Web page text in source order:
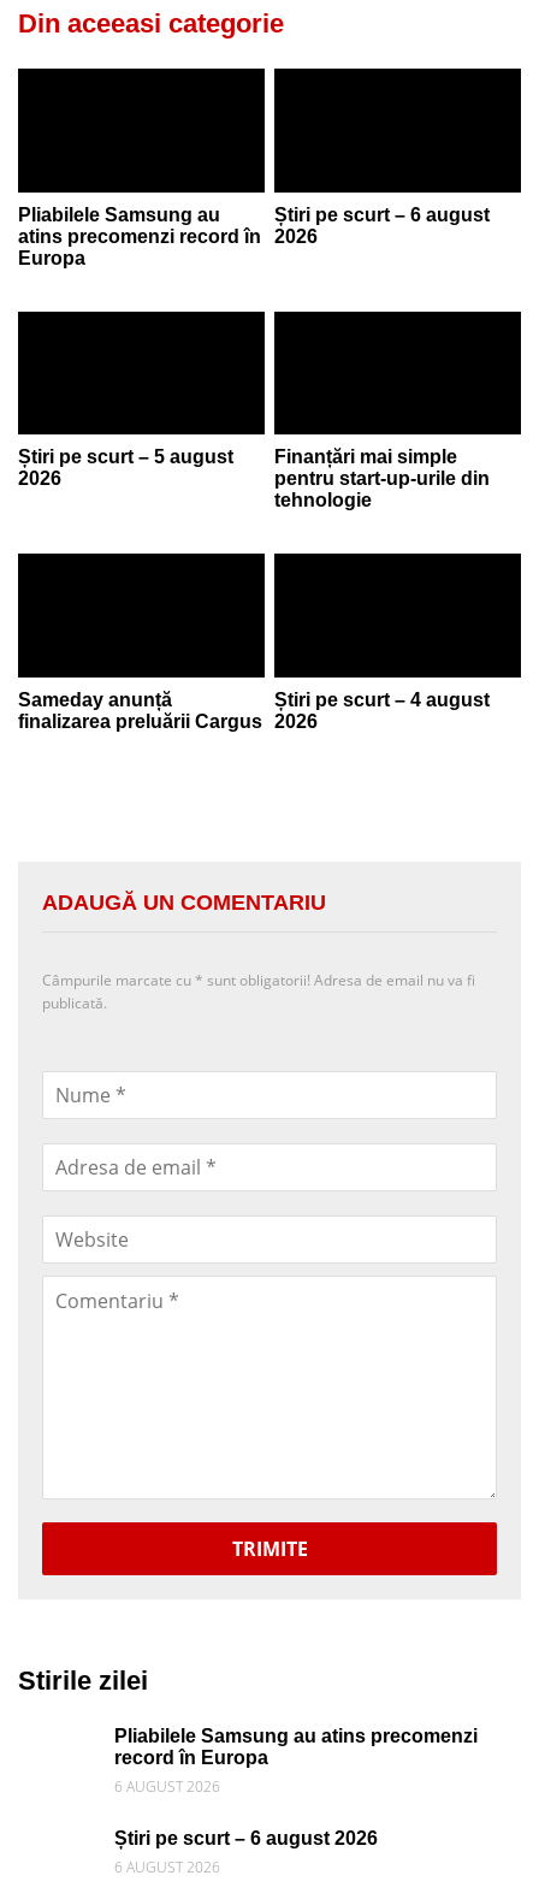
Din aceeasi categorie
Pliabilele Samsung au
atins precomenzi record în
Europa
Știri pe scurt – 6 august
2026
Știri pe scurt – 5 august
2026
Finanțări mai simple
pentru start-up-urile din
tehnologie
Sameday anunță
finalizarea preluării Cargus
Știri pe scurt – 4 august
2026
ADAUGĂ UN COMENTARIU
Câmpurile marcate cu * sunt obligatorii! Adresa de email nu va fi
publicată.
TRIMITE
Stirile zilei
Pliabilele Samsung au atins precomenzi
record în Europa
6 AUGUST 2026
Știri pe scurt – 6 august 2026
6 AUGUST 2026